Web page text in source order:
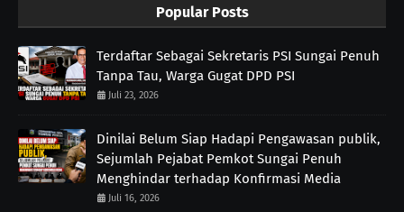
Popular Posts
Terdaftar Sebagai Sekretaris PSI Sungai Penuh
Tanpa Tau, Warga Gugat DPD PSI
Juli 23, 2026
Dinilai Belum Siap Hadapi Pengawasan publik,
Sejumlah Pejabat Pemkot Sungai Penuh
Menghindar terhadap Konfirmasi Media
Juli 16, 2026